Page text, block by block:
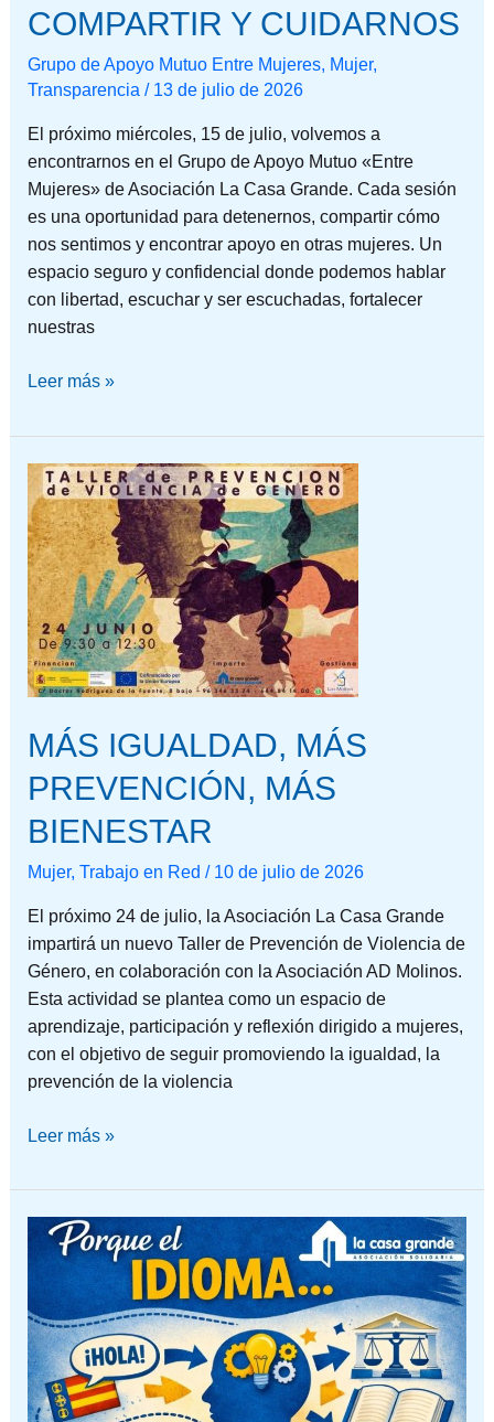
COMPARTIR Y CUIDARNOS
Grupo de Apoyo Mutuo Entre Mujeres, Mujer,
Transparencia / 13 de julio de 2026
El próximo miércoles, 15 de julio, volvemos a
encontrarnos en el Grupo de Apoyo Mutuo «Entre
Mujeres» de Asociación La Casa Grande. Cada sesión
es una oportunidad para detenernos, compartir cómo
nos sentimos y encontrar apoyo en otras mujeres. Un
espacio seguro y confidencial donde podemos hablar
con libertad, escuchar y ser escuchadas, fortalecer
nuestras
Leer más »
MÁS IGUALDAD, MÁS
PREVENCIÓN, MÁS
BIENESTAR
Mujer, Trabajo en Red / 10 de julio de 2026
El próximo 24 de julio, la Asociación La Casa Grande
impartirá un nuevo Taller de Prevención de Violencia de
Género, en colaboración con la Asociación AD Molinos.
Esta actividad se plantea como un espacio de
aprendizaje, participación y reflexión dirigido a mujeres,
con el objetivo de seguir promoviendo la igualdad, la
prevención de la violencia
MÁS
IGUALDAD,
MÁS
PREVENCIÓN,
MÁS
BIENESTAR
Leer más »
RAZÓN